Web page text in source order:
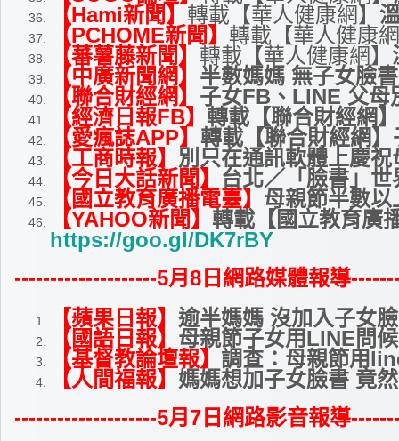
【Hami新聞】 轉載【華人健康網】
【PCHOME新聞】 轉載【華人健康
【蕃薯藤新聞】 轉載【華人健康網】
【中廣新聞網】 半數媽媽 無子女臉
【聯合財經網】 子女FB、LINE 父
【經濟日報FB】 轉載【聯合財經網
【愛瘋誌APP】 轉載【聯合財經網
【工商時報】 別只在通訊軟體上慶
【今日大話新聞】 台北／「臉書」
【國立教育廣播電臺】 母親節半數
【YAHOO新聞】 轉載【國立教育廣
https://goo.gl/DK7rBY
--------------------5月8日網路媒體報導
【蘋果日報】 逾半媽媽 沒加入子女
【國語日報】 母親節子女用LINE問
【基督教論壇報】 調查：母親節用
【人間福報】 媽媽想加子女臉書 竟
--------------------5月7日網路影音報導